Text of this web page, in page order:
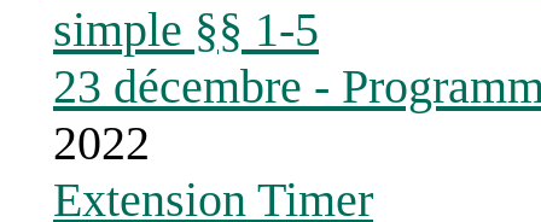
simple §§ 1-5
23 décembre -
2022
Extension Timer